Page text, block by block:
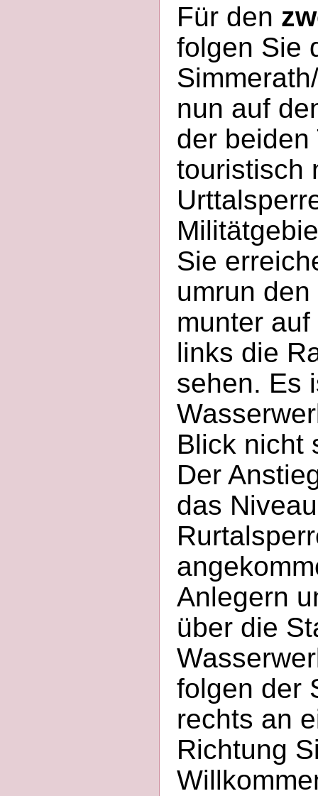
Für den
folgen Sie
nun auf
der beiden
touristisch
Sie
umrun
munter
links die
sehen. Es
Blick nicht
Der
das
Anlegern
über die
folgen der
rechts an
Richtung